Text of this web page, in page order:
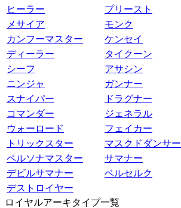
ヒーラー
プリースト
メサイア
モンク
カンフーマスター
ケンセイ
ディーラー
タイクーン
シーフ
アサシン
ニンジャ
ガンナー
スナイパー
ドラグナー
コマンダー
ジェネラル
ウォーロード
フェイカー
トリックスター
マスクドダンサー
ペルソナマスター
サマナー
デビルサマナー
ベルセルク
デストロイヤー
ロイヤルアーキタイプ一覧